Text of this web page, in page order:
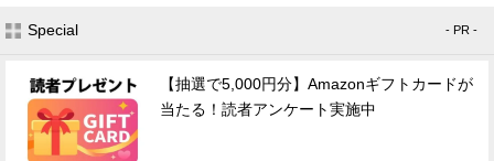
Special - PR -
【抽選で5,000円分】Amazonギフトカードが
当たる！読者アンケート実施中